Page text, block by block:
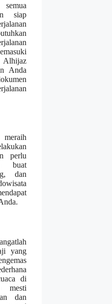
siap
Anda
perlu
buat
dan
yang
di
mesti
dan